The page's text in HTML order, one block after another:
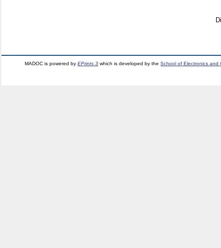
MADOC is powered byEPrints 3 which is developed by theSchool of Electronics and